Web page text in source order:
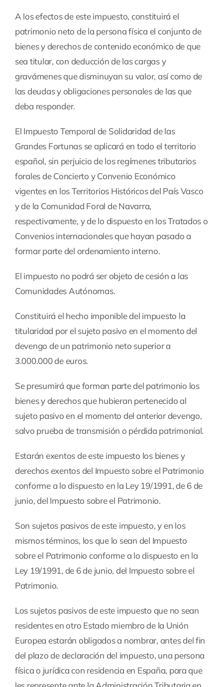
A los efectos de este impuesto, constituirá el
patrimonio neto de la persona física el conjunto de
bienes y derechos de contenido económico de que
sea titular, con deducción de las cargas y
gravámenes que disminuyan su valor, así como de
las deudas y obligaciones personales de las que
deba responder.
El Impuesto Temporal de Solidaridad de las
Grandes Fortunas se aplicará en todo el territorio
español, sin perjuicio de los regímenes tributarios
forales de Concierto y Convenio Económico
vigentes en los Territorios Históricos del País Vasco
y de la Comunidad Foral de Navarra,
respectivamente, y de lo dispuesto en los Tratados o
Convenios internacionales que hayan pasado a
formar parte del ordenamiento interno.
El impuesto no podrá ser objeto de cesión a las
Comunidades Autónomas.
Constituirá el hecho imponible del impuesto la
titularidad por el sujeto pasivo en el momento del
devengo de un patrimonio neto superior a
3.000.000 de euros.
Se presumirá que forman parte del patrimonio los
bienes y derechos que hubieran pertenecido al
sujeto pasivo en el momento del anterior devengo,
salvo prueba de transmisión o pérdida patrimonial.
Estarán exentos de este impuesto los bienes y
derechos exentos del Impuesto sobre el Patrimonio
conforme a lo dispuesto en la Ley 19/1991, de 6 de
junio, del Impuesto sobre el Patrimonio.
Son sujetos pasivos de este impuesto, y en los
mismos términos, los que lo sean del Impuesto
sobre el Patrimonio conforme a lo dispuesto en la
Ley 19/1991, de 6 de junio, del Impuesto sobre el
Patrimonio.
Los sujetos pasivos de este impuesto que no sean
residentes en otro Estado miembro de la Unión
Europea estarán obligados a nombrar, antes del fin
del plazo de declaración del impuesto, una persona
física o jurídica con residencia en España, para que